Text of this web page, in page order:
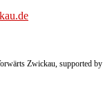
Zwickau, supported by